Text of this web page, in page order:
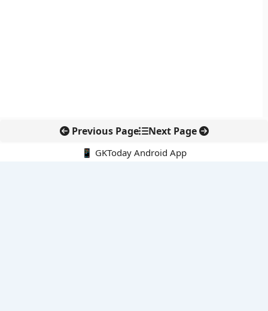
Previous Page Next Page
📱 GKToday Android App